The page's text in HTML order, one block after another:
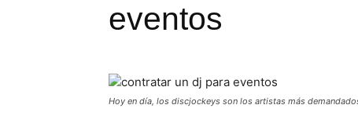
eventos
Hoy en día, los discjockeys son los artistas más